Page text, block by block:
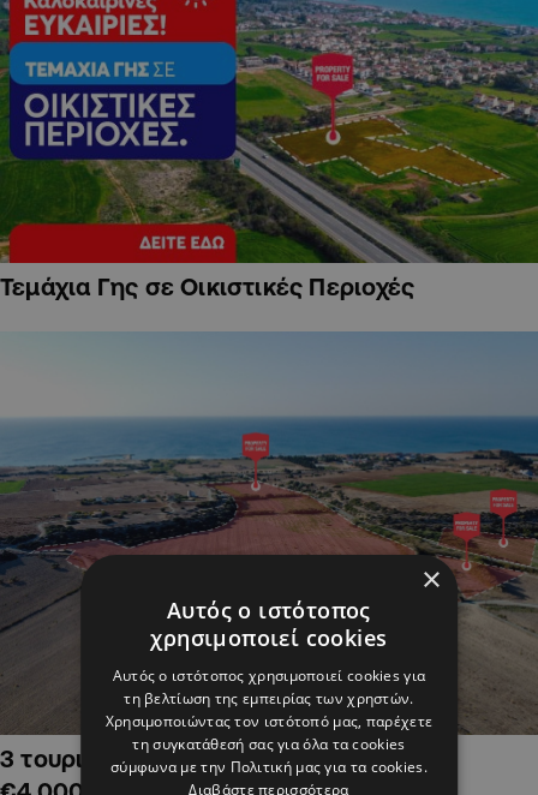
Τεμάχια Γης σε Οικιστικές Περιοχές
3 τουριστικά χωράφια στην Αλαμινό,
×
Αυτός ο ιστότοπος
χρησιμοποιεί cookies
Αυτός ο ιστότοπος χρησιμοποιεί cookies για
τη βελτίωση της εμπειρίας των χρηστών.
Χρησιμοποιώντας τον ιστότοπό μας, παρέχετε
τη συγκατάθεσή σας για όλα τα cookies
σύμφωνα με την Πολιτική μας για τα cookies.
Διαβάστε περισσότερα